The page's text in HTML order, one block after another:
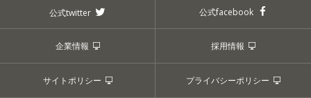
公式twitter 公式facebook
企業情報 採用情報
サイトポリシー プライバシーポリシー